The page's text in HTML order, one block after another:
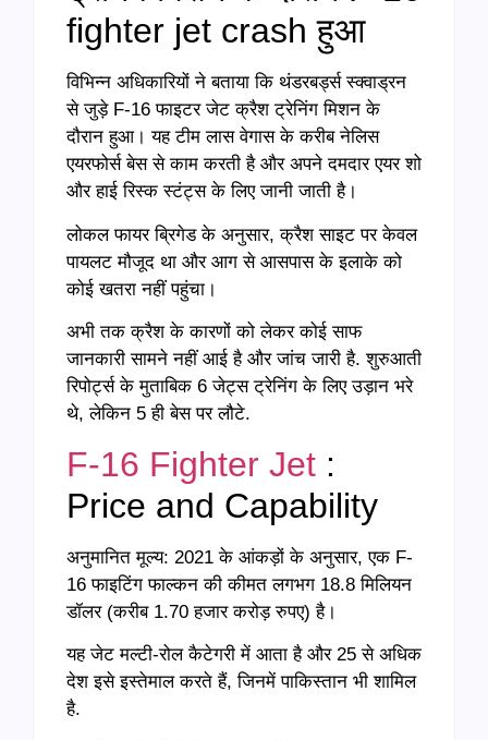
fighter jet crash हुआ
विभिन्न अधिकारियों ने बताया कि थंडरबर्ड्स स्क्वाड्रन
से जुड़े F-16 फाइटर जेट क्रैश ट्रेनिंग मिशन के
दौरान हुआ। यह टीम लास वेगास के करीब नेलिस
एयरफोर्स बेस से काम करती है और अपने दमदार एयर शो
और हाई रिस्क स्टंट्स के लिए जानी जाती है।
लोकल फायर ब्रिगेड के अनुसार, क्रैश साइट पर केवल
पायलट मौजूद था और आग से आसपास के इलाके को
कोई खतरा नहीं पहुंचा।
अभी तक क्रैश के कारणों को लेकर कोई साफ
जानकारी सामने नहीं आई है और जांच जारी है. शुरुआती
रिपोर्ट्स के मुताबिक 6 जेट्स ट्रेनिंग के लिए उड़ान भरे
थे, लेकिन 5 ही बेस पर लौटे.
F-16 Fighter Jet :
Price and Capability
अनुमानित मूल्य: 2021 के आंकड़ों के अनुसार, एक F-
16 फाइटिंग फाल्कन की कीमत लगभग 18.8 मिलियन
डॉलर (करीब 1.70 हजार करोड़ रुपए) है।
यह जेट मल्टी-रोल कैटेगरी में आता है और 25 से अधिक
देश इसे इस्तेमाल करते हैं, जिनमें पाकिस्तान भी शामिल
है.